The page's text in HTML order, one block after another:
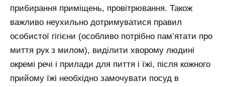
прибирання приміщень, провітрювання. Також
важливо неухильно дотримуватися правил
особистої гігієни (особливо потрібно пам’ятати про
миття рук з милом), виділити хворому людині
окремі речі і прилади для пиття і їжі, після кожного
прийому їжі необхідно замочувати посуд в